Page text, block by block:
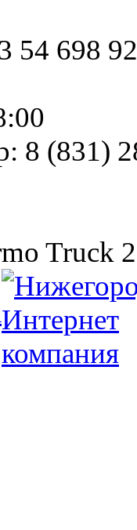
54 698
8 (831)
Truck